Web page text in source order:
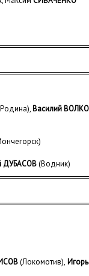
Василий
ДУБАСОВ(Водник)
(Локомотив), Игорь